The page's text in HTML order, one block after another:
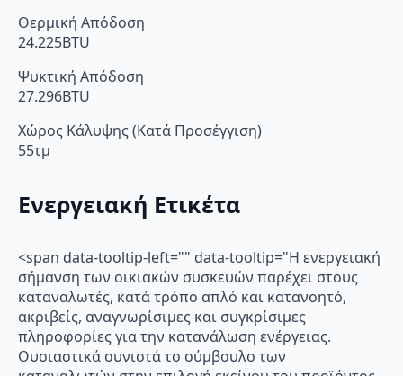
Θερμική Απόδοση
24.225BTU
Ψυκτική Απόδοση
27.296BTU
Χώρος Κάλυψης (Κατά Προσέγγιση)
55τμ
Ενεργειακή Ετικέτα
<span data-tooltip-left="" data-tooltip="Η ενεργειακή
σήμανση των οικιακών συσκευών παρέχει στους
καταναλωτές, κατά τρόπο απλό και κατανοητό,
ακριβείς, αναγνωρίσιμες και συγκρίσιμες
πληροφορίες για την κατανάλωση ενέργειας.
Ουσιαστικά συνιστά το σύμβουλο των